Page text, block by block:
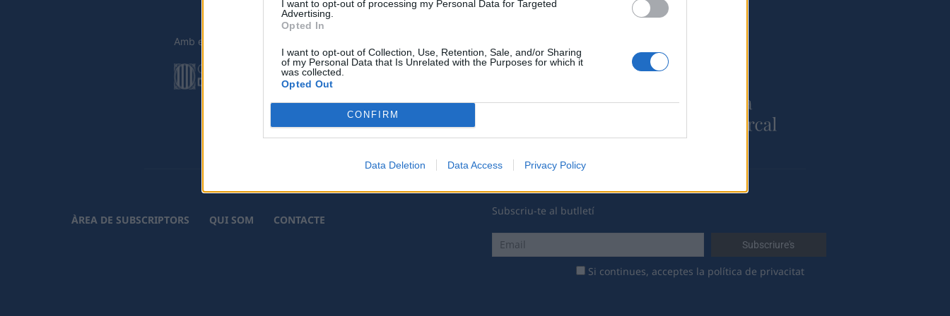
I want to opt-out of processing my Personal Data for Targeted
Advertising.
Opted In
I want to opt-out of Collection, Use, Retention, Sale, and/or Sharing
of my Personal Data that Is Unrelated with the Purposes for which it
was collected.
Opted Out
CONFIRM
Data Deletion Data Access Privacy Policy
Amb el suport de
ÀREA DE SUBSCRIPTORS QUI SOM CONTACTE
Subscriu-te al butlletí
Si continues, acceptes la política de privacitat